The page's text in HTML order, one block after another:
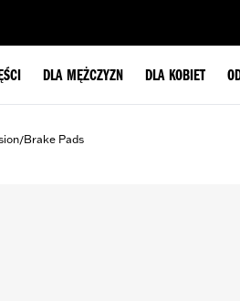
DLA MĘŻCZYZN DLA KOBIET
/Brake Pads